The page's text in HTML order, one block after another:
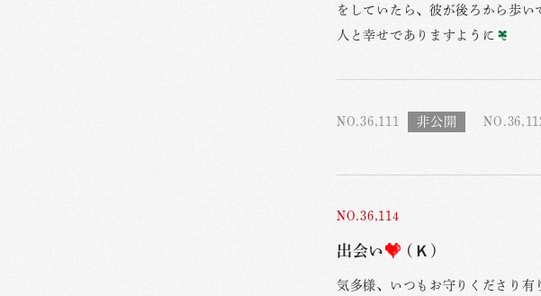
をしていたら、彼が後ろから歩
人と幸せでありますように
NO.36,111
NO.36,114
出会い (Ｋ)
気多様、いつもお守りくださり有